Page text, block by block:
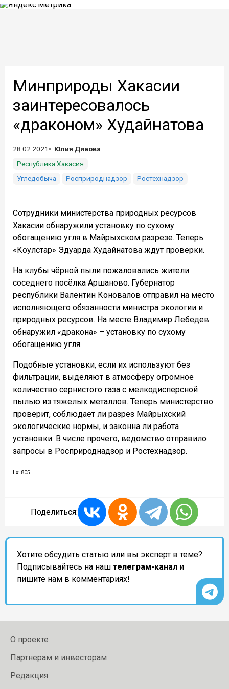
Минприроды Хакасии
заинтересовалось
«драконом» Худайнатова
28.02.2021
Юлия Дивова
Республика Хакасия
Угледобыча
Росприроднадзор Ростехнадзор
Сотрудники министерства природных ресурсов
Хакасии обнаружили установку по сухому
обогащению угля в Майрыхском разрезе. Теперь
«Коулстар» Эдуарда Худайнатова ждут проверки.
На клубы чёрной пыли пожаловались жители
соседнего посёлка Аршаново. Губернатор
республики Валентин Коновалов отправил на место
исполняющего обязанности министра экологии и
природных ресурсов. На месте Владимир Лебедев
обнаружил «дракона» – установку по сухому
обогащению угля.
Подобные установки, если их используют без
фильтрации, выделяют в атмосферу огромное
количество сернистого газа с мелкодисперсной
пылью из тяжелых металлов. Теперь министерство
проверит, соблюдает ли разрез Майрыхский
экологические нормы, и законна ли работа
установки. В числе прочего, ведомство отправило
запросы в Росприроднадзор и Ростехнадзор.
Lx: 805
Поделиться:
Хотите обсудить статью или вы эксперт в теме?
Подписывайтесь на наш телеграм-канал и
пишите нам в комментариях!
О проекте
Партнерам и инвесторам
Редакция